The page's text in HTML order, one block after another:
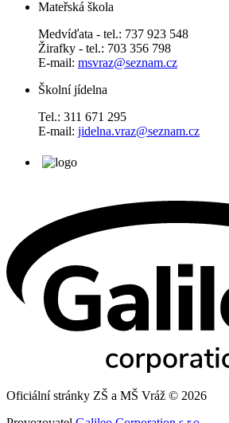
Mateřská škola
Medvíďata - tel.: 737 923 548
Žirafky - tel.: 703 356 798
E-mail: msvraz@seznam.cz
Školní jídelna
Tel.: 311 671 295
E-mail: jidelna.vraz@seznam.cz
Oficiální stránky ZŠ a MŠ Vráž © 2026